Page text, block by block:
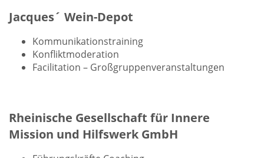
Jacques´ Wein-Depot
Kommunikationstraining
Konfliktmoderation
Facilitation – Großgruppenveranstaltungen
Rheinische Gesellschaft für Innere
Mission und Hilfswerk GmbH